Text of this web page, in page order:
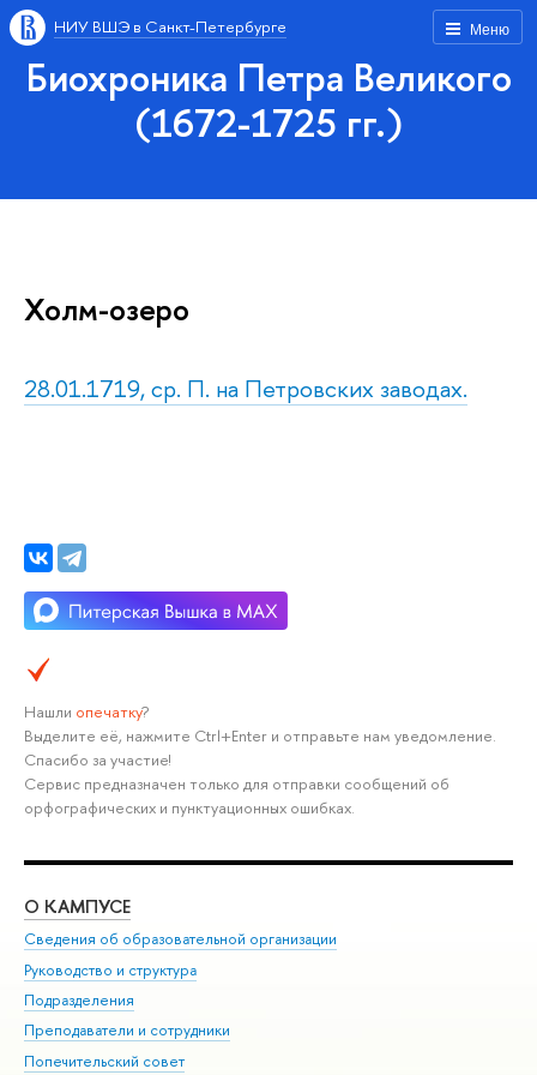
Меню
НИУ ВШЭ в Санкт-Петербурге
Биохроника Петра Великого
(1672-1725 гг.)
Холм-озеро
28.01.1719, ср. П. на Петровских заводах.
Нашли опечатку?
Выделите её, нажмите Ctrl+Enter и отправьте нам уведомление.
Спасибо за участие!
Сервис предназначен только для отправки сообщений об
орфографических и пунктуационных ошибках.
О КАМПУСЕ
Сведения об образовательной организации
Руководство и структура
Подразделения
Преподаватели и сотрудники
Попечительский совет